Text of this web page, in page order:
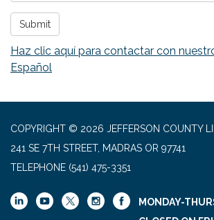
Submit
Haz clic aquí para contactar con
Español
COPYRIGHT © 2026 JEFFERSON COUNTY
241 SE 7TH STREET, MADRAS OR 97741
TELEPHONE (541) 475-3351
MONDAY-